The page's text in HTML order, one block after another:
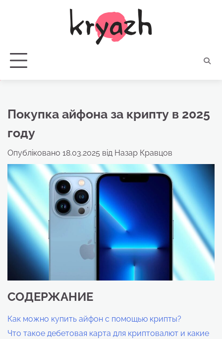
Покупка айфона за крипту в 2025
году
Опубліковано 18.03.2025 від Назар Кравцов
СОДЕРЖАНИЕ
Как можно купить айфон с помощью крипты?
Что такое дебетовая карта для криптовалют и какие